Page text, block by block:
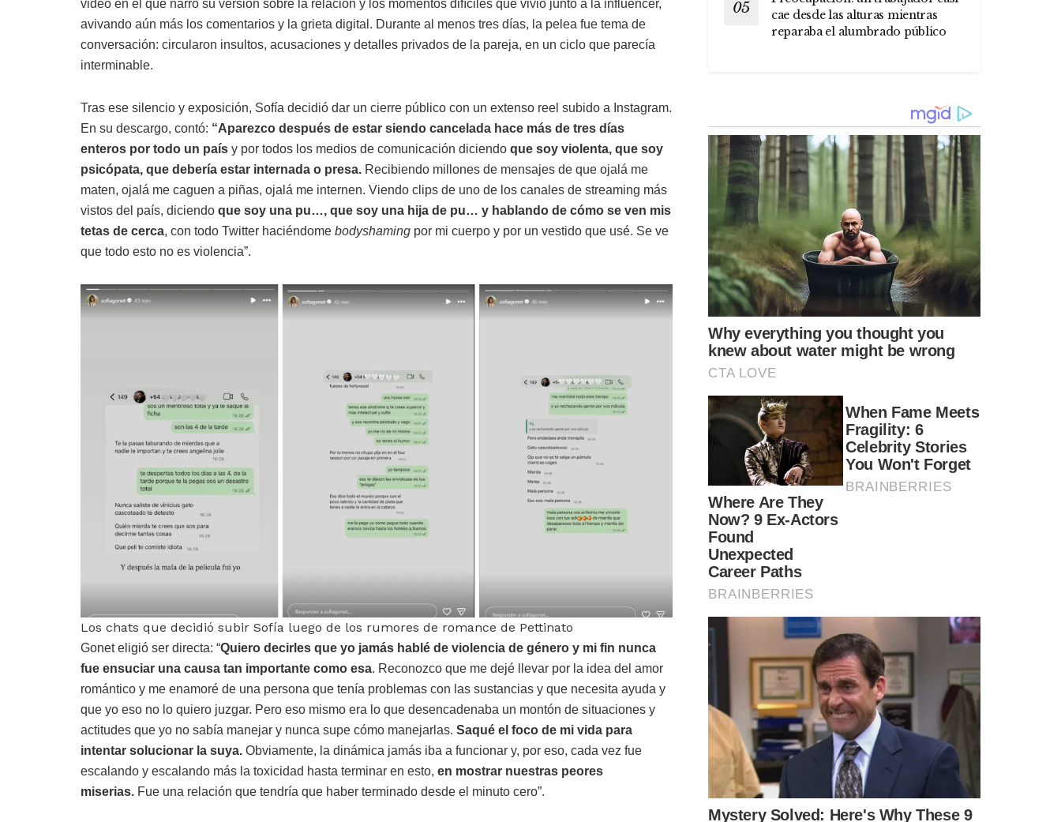
video en el que narró su versión sobre la relación y los momentos difíciles que vivió junto a la influencer,
avivando aún más los comentarios y la grieta digital. Durante al menos tres días, la pelea fue tema de
conversación: circularon insultos, acusaciones y detalles privados de la pareja, en un ciclo que parecía
interminable.
Tras ese silencio y exposición, Sofía decidió dar un cierre público con un extenso reel subido a Instagram.
En su descargo, contó: “Aparezco después de estar siendo cancelada hace más de tres días
enteros por todo un país y por todos los medios de comunicación diciendo que soy violenta, que soy
psicópata, que debería estar internada o presa. Recibiendo millones de mensajes de que ojalá me
maten, ojalá me caguen a piñas, ojalá me internen. Viendo clips de uno de los canales de streaming más
vistos del país, diciendo que soy una pu…, que soy una hija de pu… y hablando de cómo se ven mis
tetas de cerca, con todo Twitter haciéndome bodyshaming por mi cuerpo y por un vestido que usé. Se ve
que todo esto no es violencia”.
Los chats que decidió subir Sofía luego de los rumores de romance de Pettinato
Gonet eligió ser directa: “Quiero decirles que yo jamás hablé de violencia de género y mi fin nunca
fue ensuciar una causa tan importante como esa. Reconozco que me dejé llevar por la idea del amor
romántico y me enamoré de una persona que tenía problemas con las sustancias y que necesita ayuda y
que yo eso no lo quiero juzgar. Pero eso mismo era lo que desencadenaba un montón de situaciones y
actitudes que yo no sabía manejar y nunca supe cómo manejarlas. Saqué el foco de mi vida para
intentar solucionar la suya. Obviamente, la dinámica jamás iba a funcionar y, por eso, cada vez fue
escalando y escalando más la toxicidad hasta terminar en esto, en mostrar nuestras peores
miserias. Fue una relación que tendría que haber terminado desde el minuto cero”.
cae desde las alturas mientras
reparaba el alumbrado público